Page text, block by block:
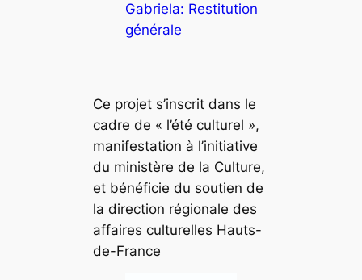
Gabriela: Restitution
générale
Ce projet s’inscrit dans le
cadre de « l’été culturel »,
manifestation à l’initiative
du ministère de la Culture,
et bénéficie du soutien de
la direction régionale des
affaires culturelles Hauts-
de-France